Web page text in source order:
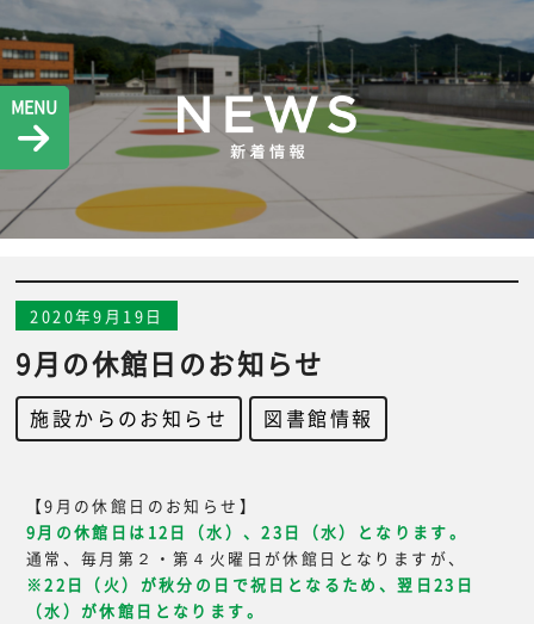
MENU
2020年9月19日
9月の休館日のお知らせ
施設からのお知らせ 図書館情報
【9月の休館日のお知らせ】
9月の休館日は12日（水）、23日（水）となります。
通常、毎月第２・第４火曜日が休館日となりますが、
※22日（火）が秋分の日で祝日となるため、翌日23日
（水）が休館日となります。